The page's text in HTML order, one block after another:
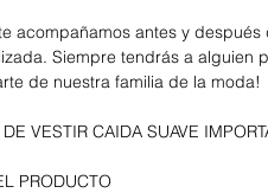
acompañamos antes y
Siempre tendrás a alguien
de nuestra familia de la moda!
VESTIR CAIDA SUAVE
PRODUCTO